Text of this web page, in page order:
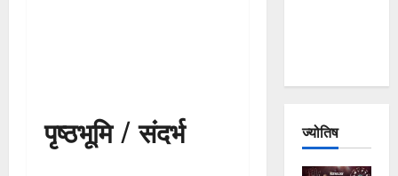
पृष्ठभूमि / संदर्भ ज्योतिष